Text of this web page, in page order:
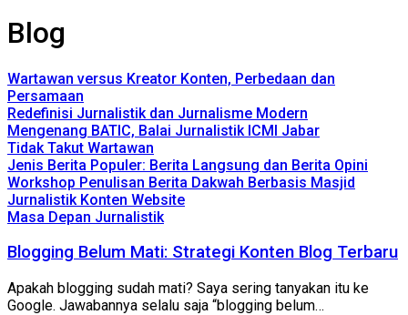
Blog
Wartawan versus Kreator Konten, Perbedaan dan
Persamaan
Redefinisi Jurnalistik dan Jurnalisme Modern
Mengenang BATIC, Balai Jurnalistik ICMI Jabar
Tidak Takut Wartawan
Jenis Berita Populer: Berita Langsung dan Berita Opini
Workshop Penulisan Berita Dakwah Berbasis Masjid
Jurnalistik Konten Website
Masa Depan Jurnalistik
Blogging Belum Mati: Strategi Konten Blog Terbaru
Apakah blogging sudah mati? Saya sering tanyakan itu ke
Google. Jawabannya selalu saja “blogging belum…